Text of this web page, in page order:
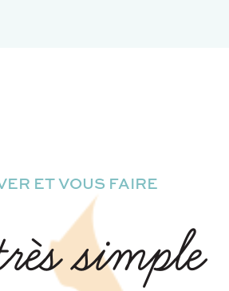
ET VOUS FAIRE
simple